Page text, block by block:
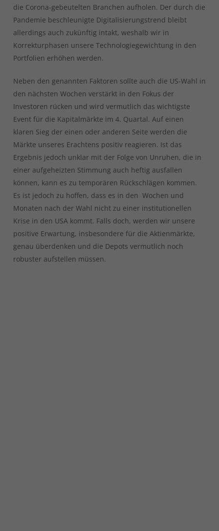
die Corona-gebeutelten Branchen aufholen. Der durch die
Pandemie beschleunigte Digitalisierungstrend bleibt
allerdings auch zukünftig intakt, weshalb wir in
Korrekturphasen unsere Technologiegewichtung in den
Portfolien erhöhen werden.
Neben den genannten Faktoren sollte auch die US-Wahl in
den nächsten Wochen verstärkt in den Fokus der
Investoren rücken und wird vermutlich das wichtigste
Event für die Kapitalmärkte im 4. Quartal. Auf einen
klaren Sieg der einen oder anderen Seite werden die
Märkte unseres Erachtens positiv reagieren. Ist das
Ergebnis jedoch unklar mit der Folge von Unruhen, die in
einer aufgeheizten Stimmung auch heftig ausfallen
können, kann es zu temporären Rückschlägen kommen.
Es ist jedoch zu hoffen, dass es in den Wochen und
Monaten nach der Wahl nicht zu einer institutionellen
Krise in den USA kommt. Falls doch, werden wir unsere
positive Erwartung, insbesondere für die Aktienmärkte,
genau überdenken und die Depots vermutlich noch
robuster aufstellen müssen.